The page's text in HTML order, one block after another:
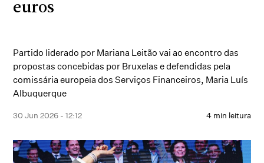
euros
Partido liderado por Mariana Leitão vai ao encontro das
propostas concebidas por Bruxelas e defendidas pela
comissária europeia dos Serviços Financeiros, Maria Luís
Albuquerque
30 Jun 2026 - 12:12 4 min leitura